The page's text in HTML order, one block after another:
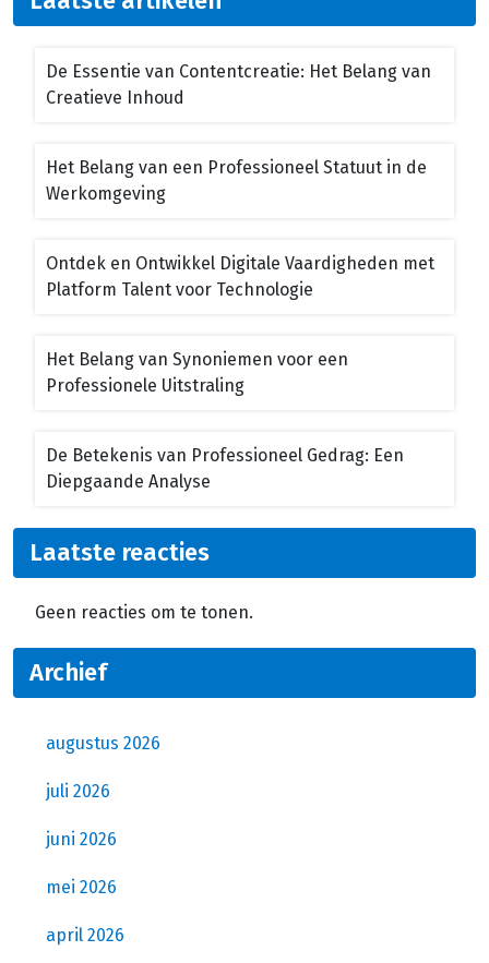
De Essentie van Contentcreatie: Het Belang van
Creatieve Inhoud
Het Belang van een Professioneel Statuut in de
Werkomgeving
Ontdek en Ontwikkel Digitale Vaardigheden met
Platform Talent voor Technologie
Het Belang van Synoniemen voor een
Professionele Uitstraling
De Betekenis van Professioneel Gedrag: Een
Diepgaande Analyse
Laatste reacties
Geen reacties om te tonen.
Archief
augustus 2026
juli 2026
juni 2026
mei 2026
april 2026